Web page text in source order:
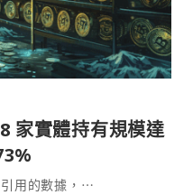
家實體持有規模達
用的數據，⋯